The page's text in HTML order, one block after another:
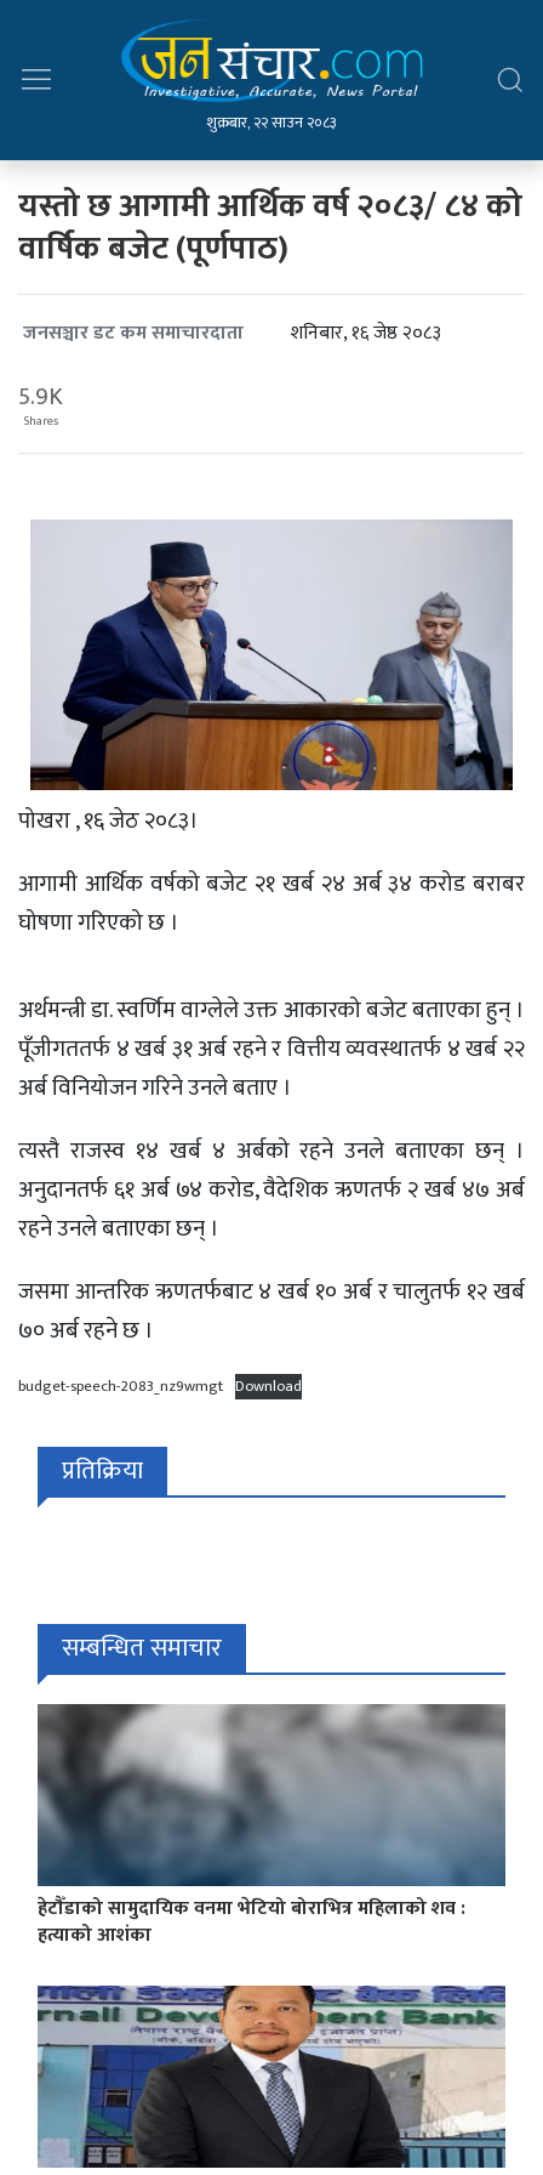
शुक्रबार, २२ साउन २०८३
यस्तो छ आगामी आर्थिक वर्ष २०८३/ ८४ को
वार्षिक बजेट (पूर्णपाठ)
जनसञ्चार डट कम समाचारदाता शनिबार, १६ जेष्ठ २०८३
5.9K
Shares
पोखरा , १६ जेठ २०८३।
आगामी आर्थिक वर्षको बजेट २१ खर्ब २४ अर्ब ३४ करोड बराबर
घोषणा गरिएको छ ।
अर्थमन्त्री डा. स्वर्णिम वाग्लेले उक्त आकारको बजेट बताएका हुन् ।
पूँजीगततर्फ ४ खर्ब ३१ अर्ब रहने र वित्तीय व्यवस्थातर्फ ४ खर्ब २२
अर्ब विनियोजन गरिने उनले बताए ।
त्यस्तै राजस्व १४ खर्ब ४ अर्बको रहने उनले बताएका छन् ।
अनुदानतर्फ ६१ अर्ब ७४ करोड, वैदेशिक ऋणतर्फ २ खर्ब ४७ अर्ब
रहने उनले बताएका छन् ।
जसमा आन्तरिक ऋणतर्फबाट ४ खर्ब १० अर्ब र चालुतर्फ १२ खर्ब
७० अर्ब रहने छ ।
budget-speech-2083_nz9wmgt Download
प्रतिक्रिया
सम्बन्धित समाचार
हेटौँडाको सामुदायिक वनमा भेटियो बोराभित्र महिलाको शव :
हत्याको आशंका